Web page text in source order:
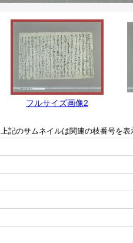
フルサイズ画像2
上記のサムネイルは関連の枝番号を